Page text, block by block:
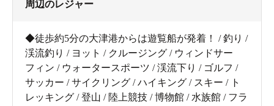
周辺のレジャー
◆徒歩約5分の大津港からは遊覧船が発着！ / 釣り /
渓流釣り / ヨット / クルージング / ウィンドサー
フィン / ウォータースポーツ / 渓流下り / ゴルフ /
サッカー / サイクリング / ハイキング / スキー / ト
レッキング / 登山 / 陸上競技 / 博物館 / 水族館 / フラ